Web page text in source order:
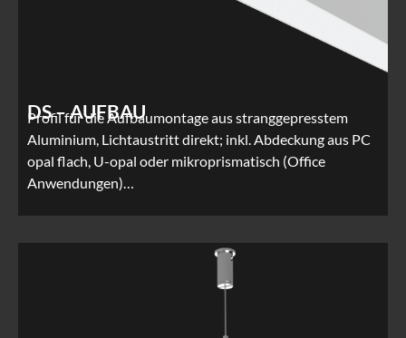
DS – AUFBAU
Profil für die Aufbaumontage aus stranggepresstem
Aluminium, Lichtaustritt direkt; inkl. Abdeckung aus PC
opal flach, U-opal oder mikroprismatisch (Office
Anwendungen)…